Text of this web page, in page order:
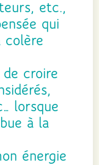
etc.,
qui
colère
croire
lorsque
à la
énergie